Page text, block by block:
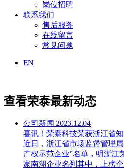
岗位招聘
联系我们
售后服务
在线留言
常见问题
EN
查看荣泰最新动态
公司新闻 2023.12.04
喜讯！荣泰科技荣获浙江省
近日，浙江省市场监督管理
产权示范企业”名单，明浙江
家南湖企业名列其中，上榜